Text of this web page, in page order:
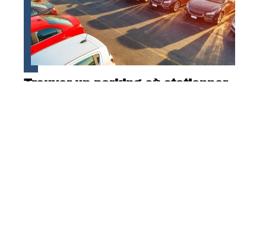
Trouver un parking où stationner